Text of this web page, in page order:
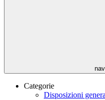
Categorie
Disposizioni